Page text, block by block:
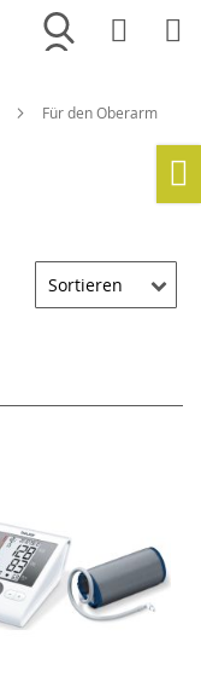
Merkliste
Für den Oberarm